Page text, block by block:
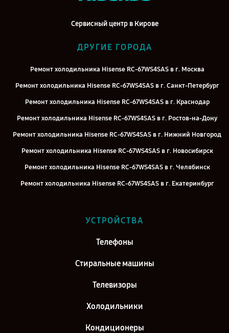
Сервисный центр в Кирове
ДРУГИЕ ГОРОДА
Ремонт холодильника Hisense RC-67WS4SAS в г. Москва
Ремонт холодильника Hisense RC-67WS4SAS в г. Санкт-Петербург
Ремонт холодильника Hisense RC-67WS4SAS в г. Краснодар
Ремонт холодильника Hisense RC-67WS4SAS в г. Ростов-на-Дону
Ремонт холодильника Hisense RC-67WS4SAS в г. Нижний Новгород
Ремонт холодильника Hisense RC-67WS4SAS в г. Новосибирск
Ремонт холодильника Hisense RC-67WS4SAS в г. Челябинск
Ремонт холодильника Hisense RC-67WS4SAS в г. Екатеринбург
Ремонт холодильника Hisense RC-67WS4SAS в г. Воронеж
Ремонт холодильника Hisense RC-67WS4SAS в г. Самара
УСТРОЙСТВА
Телефоны
Стиральные машины
Телевизоры
Холодильники
Кондиционеры